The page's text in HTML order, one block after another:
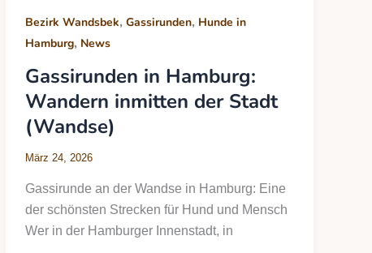
Bezirk Wandsbek,Gassirunden, Hunde in
Hamburg, News
Gassirunden in Hamburg:
Wandern inmitten der Stadt
(Wandse)
März 24, 2026
Gassirunde an der Wandse in Hamburg: Eine
der schönsten Strecken für Hund und Mensch
Wer in der Hamburger Innenstadt, in